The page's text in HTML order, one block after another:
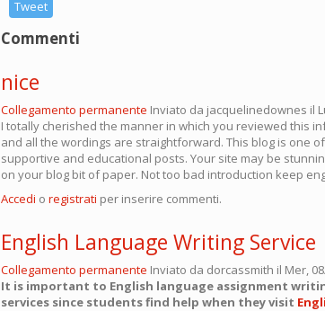
Tweet
Commenti
nice
Collegamento permanente Inviato da jacquelinedownes il
I totally cherished the manner in which you reviewed this
and all the wordings are straightforward. This blog is one
supportive and educational posts. Your site may be
on your blog bit of paper. Not too bad introduction keep
Accedi o registrati per inserire commenti.
English Language Writing Service
Collegamento permanente Inviato da dorcassmith il Mer,
It is important to English language assignment
services since students find help when they visit